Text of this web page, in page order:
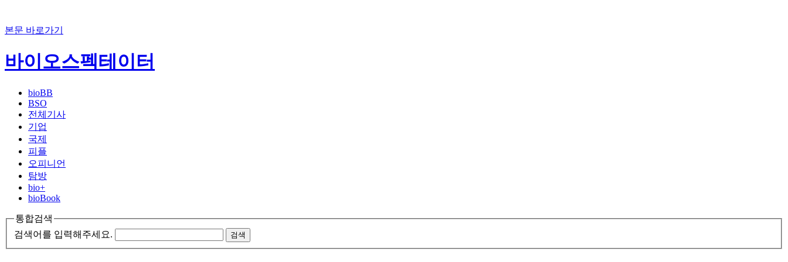
본문 바로가기
바이오스펙테이터
bioBB
BSO
전체기사
기업
국제
피플
오피니언
탐방
bio+
bioBook
통합검색
검색어를 입력해주세요.
검색